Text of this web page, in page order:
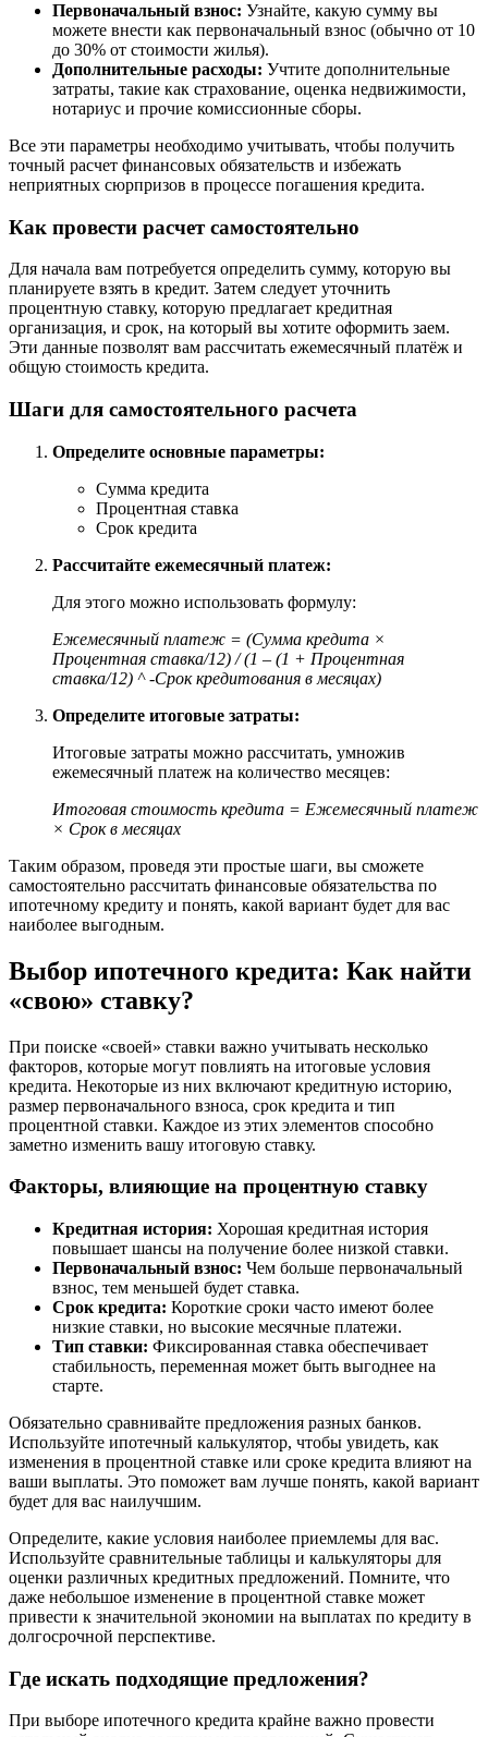
Первоначальный взнос: Узнайте, какую сумму вы
можете внести как первоначальный взнос (обычно от 10
до 30% от стоимости жилья).
Дополнительные расходы: Учтите дополнительные
затраты, такие как страхование, оценка недвижимости,
нотариус и прочие комиссионные сборы.
Все эти параметры необходимо учитывать, чтобы получить
точный расчет финансовых обязательств и избежать
неприятных сюрпризов в процессе погашения кредита.
Как провести расчет самостоятельно
Для начала вам потребуется определить сумму, которую вы
планируете взять в кредит. Затем следует уточнить
процентную ставку, которую предлагает кредитная
организация, и срок, на который вы хотите оформить заем.
Эти данные позволят вам рассчитать ежемесячный платёж и
общую стоимость кредита.
Шаги для самостоятельного расчета
Определите основные параметры:
Сумма кредита
Процентная ставка
Срок кредита
Рассчитайте ежемесячный платеж:
Для этого можно использовать формулу:
Ежемесячный платеж = (Сумма кредита ×
Процентная ставка/12) / (1 – (1 + Процентная
ставка/12) ^ -Срок кредитования в месяцах)
Определите итоговые затраты:
Итоговые затраты можно рассчитать, умножив
ежемесячный платеж на количество месяцев:
Итоговая стоимость кредита = Ежемесячный платеж
× Срок в месяцах
Таким образом, проведя эти простые шаги, вы сможете
самостоятельно рассчитать финансовые обязательства по
ипотечному кредиту и понять, какой вариант будет для вас
наиболее выгодным.
Выбор ипотечного кредита: Как найти
«свою» ставку?
При поиске «своей» ставки важно учитывать несколько
факторов, которые могут повлиять на итоговые условия
кредита. Некоторые из них включают кредитную историю,
размер первоначального взноса, срок кредита и тип
процентной ставки. Каждое из этих элементов способно
заметно изменить вашу итоговую ставку.
Факторы, влияющие на процентную ставку
Кредитная история: Хорошая кредитная история
повышает шансы на получение более низкой ставки.
Первоначальный взнос: Чем больше первоначальный
взнос, тем меньшей будет ставка.
Срок кредита: Короткие сроки часто имеют более
низкие ставки, но высокие месячные платежи.
Тип ставки: Фиксированная ставка обеспечивает
стабильность, переменная может быть выгоднее на
старте.
Обязательно сравнивайте предложения разных банков.
Используйте ипотечный калькулятор, чтобы увидеть, как
изменения в процентной ставке или сроке кредита влияют на
ваши выплаты. Это поможет вам лучше понять, какой вариант
будет для вас наилучшим.
Определите, какие условия наиболее приемлемы для вас.
Используйте сравнительные таблицы и калькуляторы для
оценки различных кредитных предложений. Помните, что
даже небольшое изменение в процентной ставке может
привести к значительной экономии на выплатах по кредиту в
долгосрочной перспективе.
Где искать подходящие предложения?
При выборе ипотечного кредита крайне важно провести